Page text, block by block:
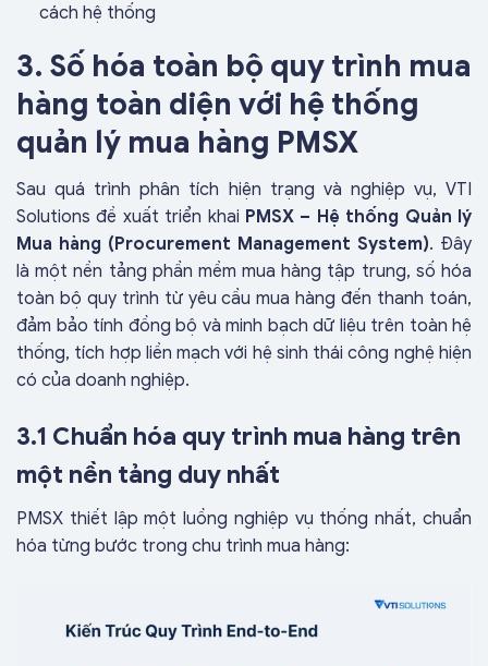
cách hệ thống
3. Số hóa toàn bộ quy trình mua
hàng toàn diện với hệ thống
quản lý mua hàng PMSX
Sau quá trình phân tích hiện trạng và nghiệp vụ, VTI
Solutions đề xuất triển khai PMSX – Hệ thống Quản lý
Mua hàng (Procurement Management System). Đây
là một nền tảng phần mềm mua hàng tập trung, số hóa
toàn bộ quy trình từ yêu cầu mua hàng đến thanh toán,
đảm bảo tính đồng bộ và minh bạch dữ liệu trên toàn hệ
thống, tích hợp liền mạch với hệ sinh thái công nghệ hiện
có của doanh nghiệp.
3.1 Chuẩn hóa quy trình mua hàng trên
một nền tảng duy nhất
PMSX thiết lập một luồng nghiệp vụ thống nhất, chuẩn
hóa từng bước trong chu trình mua hàng: